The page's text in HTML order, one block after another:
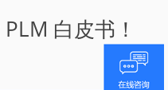
白皮书！